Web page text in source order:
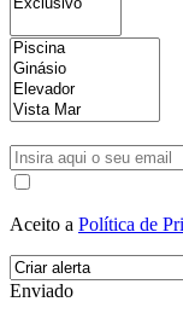
Aceito a Política de
Enviado